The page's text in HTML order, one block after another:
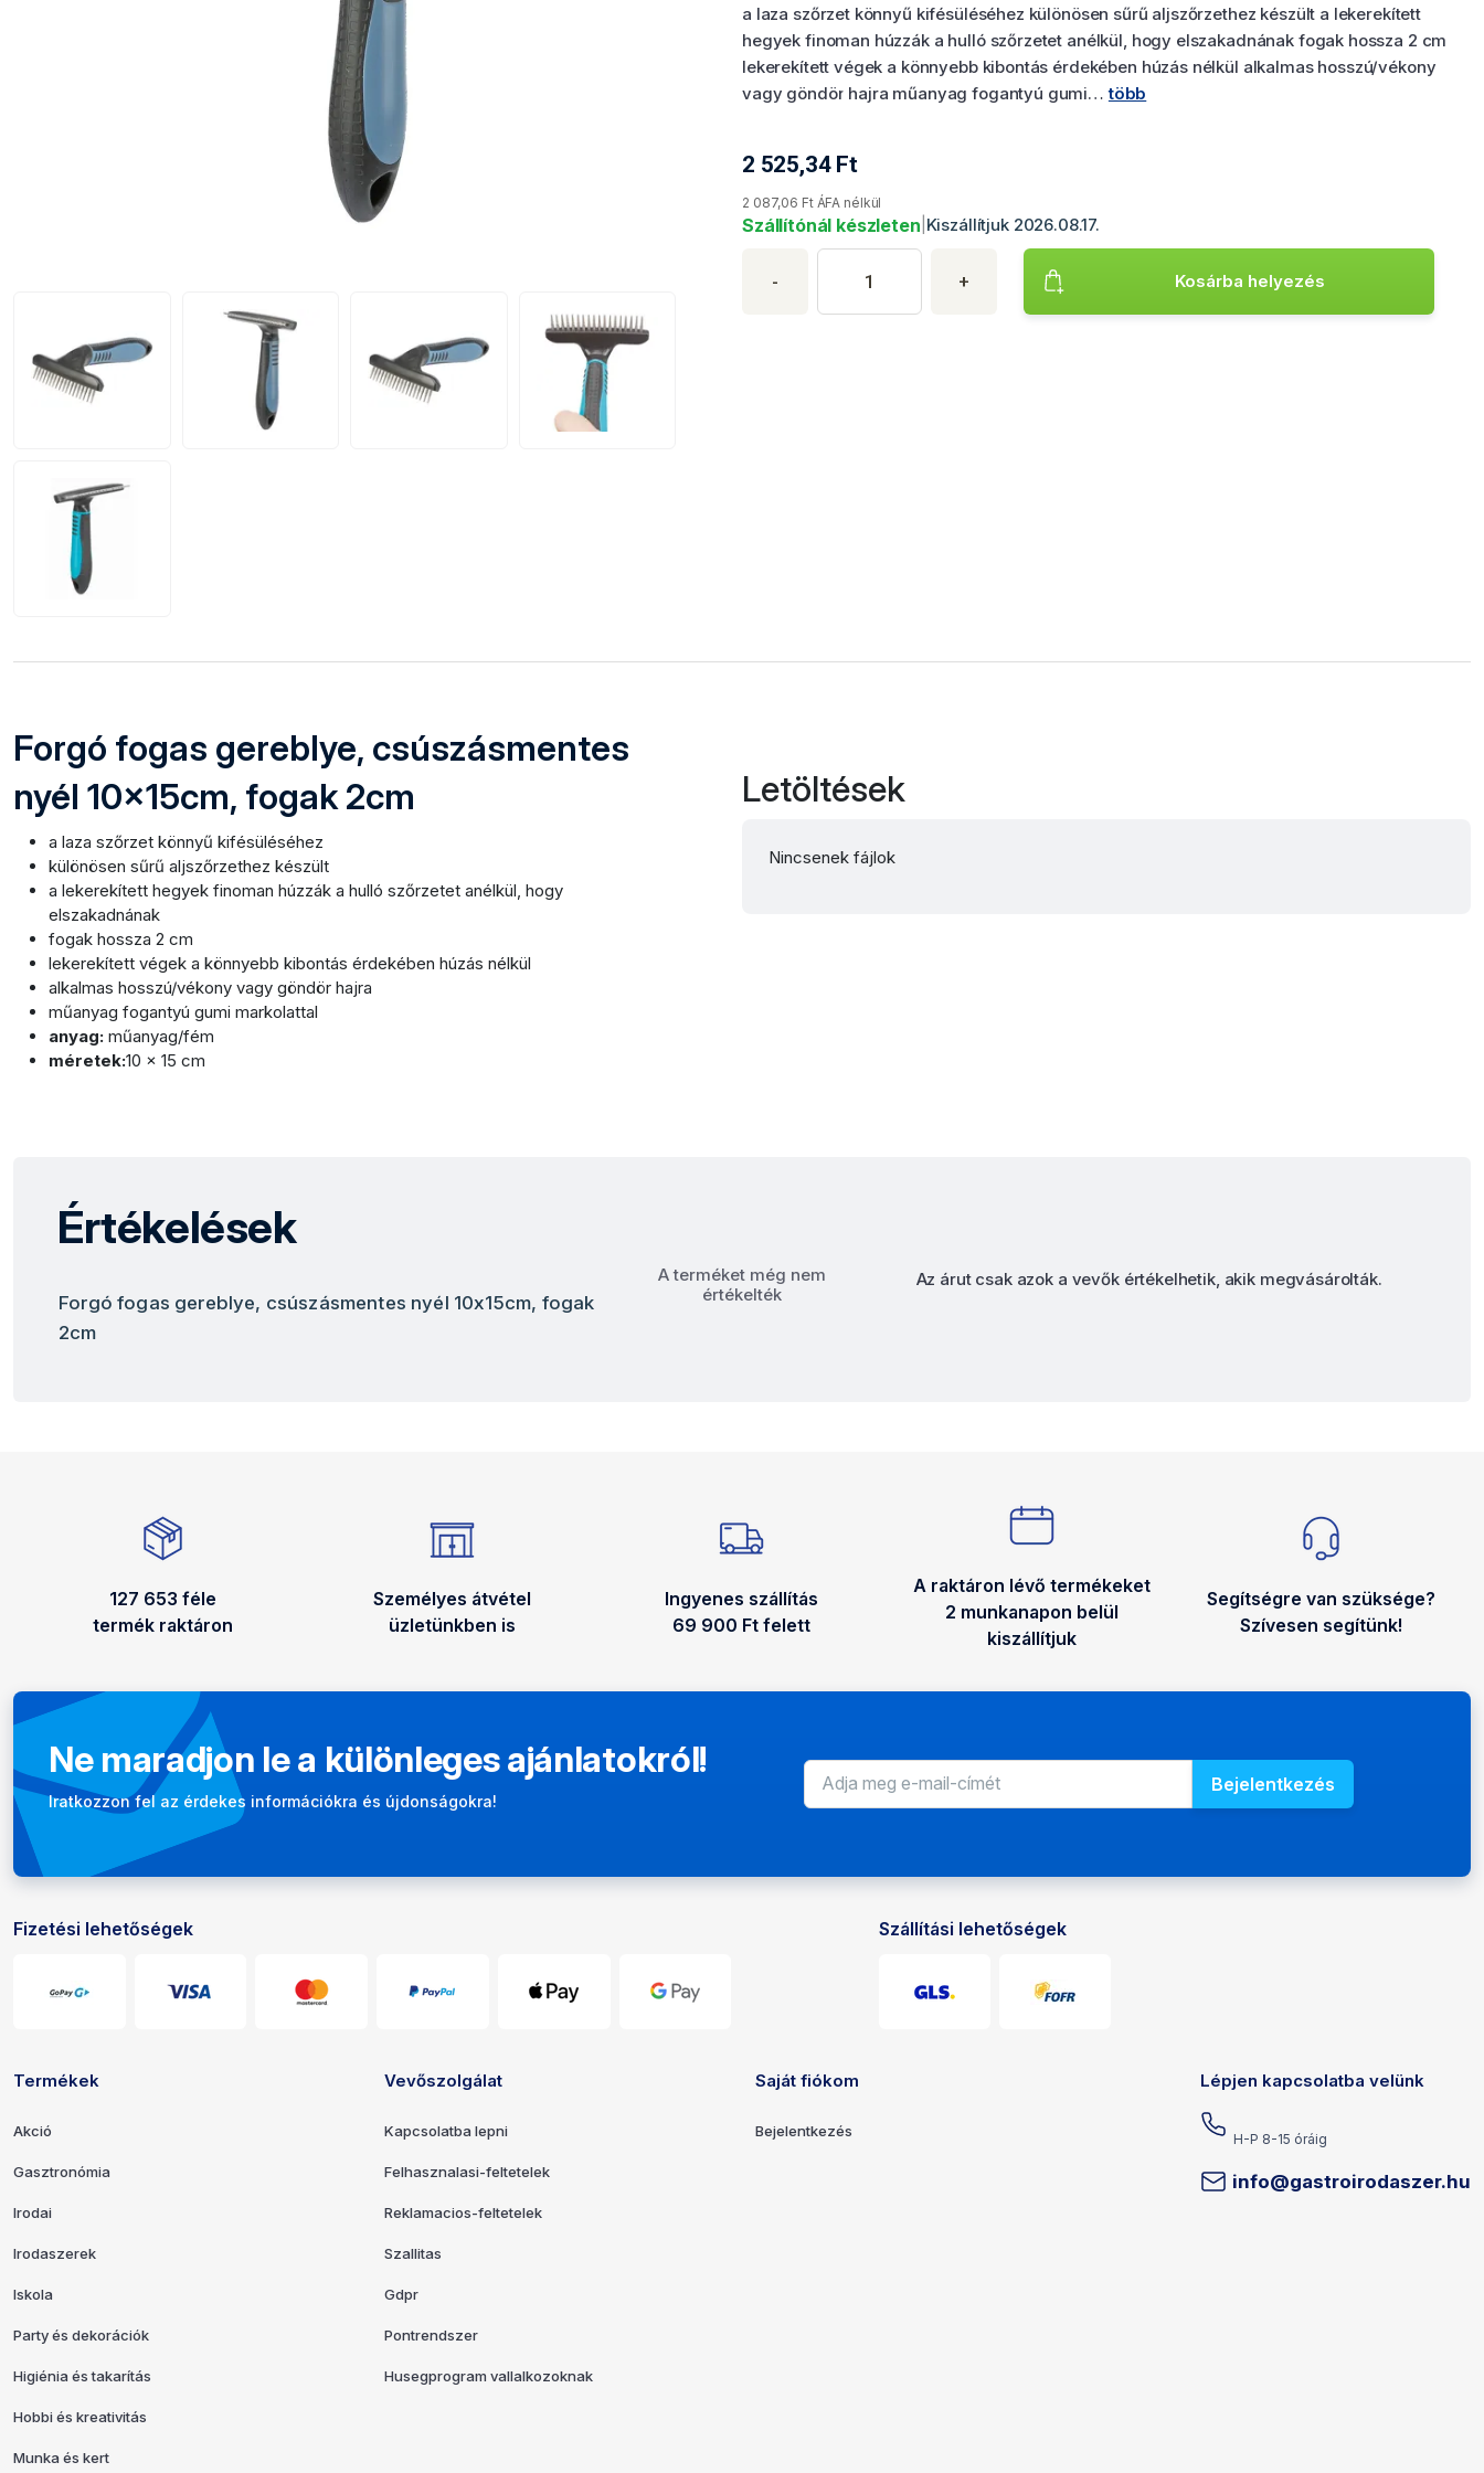
a laza szőrzet könnyű kifésüléséhez különösen sűrű aljszőrzethez készült a lekerekített
hegyek finoman húzzák a hulló szőrzetet anélkül, hogy elszakadnának fogak hossza 2 cm
lekerekített végek a könnyebb kibontás érdekében húzás nélkül alkalmas hosszú/vékony
vagy göndör hajra műanyag fogantyú gumi…több
2 525,34 Ft
Termék aktuális ára
2 087,06 Ft ÁFA nélkül
Szállítónál készleten Kiszállítjuk 2026.08.17.
Termék vásárlása
Termék mennyisége
- +
Adja meg a kívánt termékmennyiséget. Minimális mennyiség: 1. Használja a nyilakat vagy a
Kosárba helyezés
Termék hozzáadása Forgó fogas gereblye,
Forgó fogas gereblye, csúszásmentes
nyél 10x15cm, fogak 2cm
a laza szőrzet könnyű kifésüléséhez
különösen sűrű aljszőrzethez készült
a lekerekített hegyek finoman húzzák a hulló szőrzetet anélkül, hogy
elszakadnának
fogak hossza 2 cm
lekerekített végek a könnyebb kibontás érdekében húzás nélkül
alkalmas hosszú/vékony vagy göndör hajra
műanyag fogantyú gumi markolattal
anyag: műanyag/fém
méretek:10 × 15 cm
Letöltések
Nincsenek fájlok
Értékelések
Forgó fogas gereblye, csúszásmentes nyél 10x15cm, fogak
2cm
A terméket még nem
értékelték
Az árut csak azok a vevők értékelhetik, akik megvásárolták.
127 653 féle
termék raktáron
Személyes átvétel
üzletünkben is
Ingyenes szállítás
69 900 Ft felett
A raktáron lévő termékeket
2 munkanapon belül
kiszállítjuk
Segítségre van szüksége?
Szívesen segítünk!
Hírlevél
Ne maradjon le a különleges ajánlatokról!
Iratkozzon fel az érdekes információkra és újdonságokra! E-mail-cím a hírlevélhez
Adja meg e-mail-címét az újdonságok és akciós
Bejelentkezés
Fizetési és kézbesítési lehetőségek
Fizetési lehetőségek Szállítási lehetőségek
Hivatkozások és elérhetőségek
Termékek
Akció
Gasztronómia
Irodai
Irodaszerek
Iskola
Party és dekorációk
Higiénia és takarítás
Hobbi és kreativitás
Munka és kert
Vevőszolgálat
Kapcsolatba lepni
Felhasznalasi-feltetelek
Reklamacios-feltetelek
Szallitas
Gdpr
Pontrendszer
Husegprogram vallalkozoknak
Saját fiókom
Bejelentkezés
Lépjen kapcsolatba velünk
H-P 8-15 óráig
info@gastroirodaszer.hu